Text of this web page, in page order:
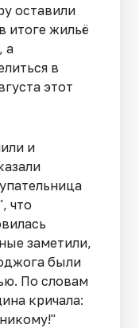
оставили
итоге жильё
а
в
этот
и
что
заметили,
были
По словам
кричала: